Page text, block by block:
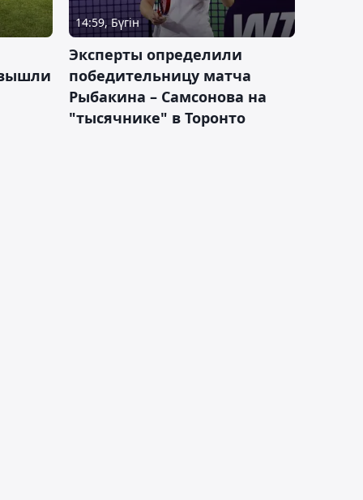
14:59, Бүгін
Эксперты определили
победительницу матча
Рыбакина – Самсонова на
"тысячнике" в Торонто